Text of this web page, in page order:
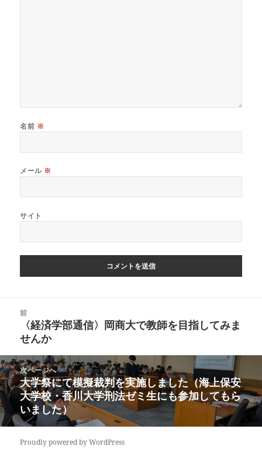
名前 ※
メール ※
サイト
ゲ
ー
シ
ョ
ン
前
前
の
稿:
〈経済学部通信〉岡商大で教師を目指してみま
せんか
次ページへ
次
の
投
稿:
大学祭にて模擬裁判を実施しました（海上保安
大学校・香川大学刑法ゼミ生にも参加してもら
いました）
Proudly powered by WordPress